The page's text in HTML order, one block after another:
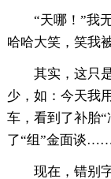
“天哪！”我
哈哈大笑，笑我
其实，这只
少，如：今天我
车，看到了补胎
了“组”金面谈……
现在，错别